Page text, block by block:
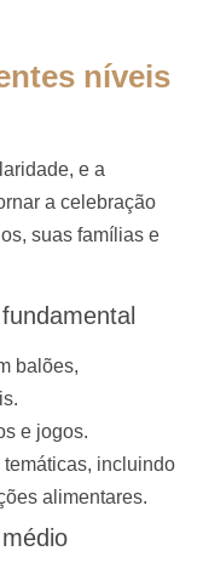
níveis
e a
a celebração
suas famílias e
balões,
e jogos.
incluindo
alimentares.